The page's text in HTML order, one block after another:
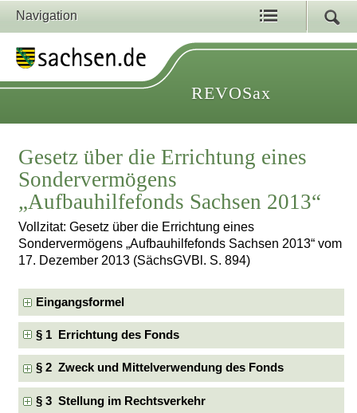
Navigation
REVOSax
Gesetz über die Errichtung eines
Sondervermögens
„Aufbauhilfefonds Sachsen 2013“
Vollzitat: Gesetz über die Errichtung eines
Sondervermögens „Aufbauhilfefonds Sachsen 2013“ vom
17. Dezember 2013 (SächsGVBl. S. 894)
Eingangsformel
§ 1 Errichtung des Fonds
§ 2 Zweck und Mittelverwendung des Fonds
§ 3 Stellung im Rechtsverkehr